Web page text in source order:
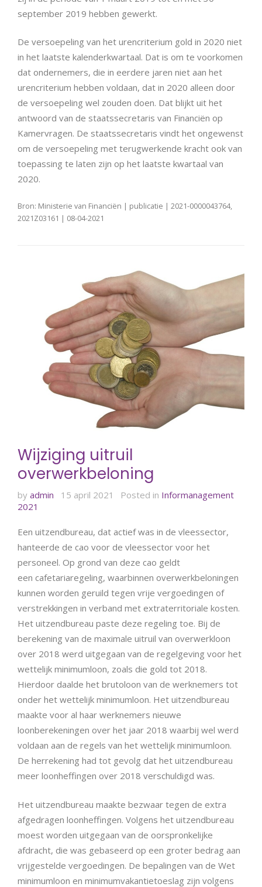
september 2019 hebben gewerkt.
De versoepeling van het urencriterium gold in 2020 niet
in het laatste kalenderkwartaal. Dat is om te voorkomen
dat ondernemers, die in eerdere jaren niet aan het
urencriterium hebben voldaan, dat in 2020 alleen door
de versoepeling wel zouden doen. Dat blijkt uit het
antwoord van de staatssecretaris van Financiën op
Kamervragen. De staatssecretaris vindt het ongewenst
om de versoepeling met terugwerkende kracht ook van
toepassing te laten zijn op het laatste kwartaal van
2020.
Bron: Ministerie van Financiën | publicatie | 2021-0000043764,
2021Z03161 | 08-04-2021
Wijziging uitruil
overwerkbeloning
by admin 15 april 2021 Posted in Informanagement
2021
Een uitzendbureau, dat actief was in de vleessector,
hanteerde de cao voor de vleessector voor het
personeel. Op grond van deze cao geldt
een cafetariaregeling, waarbinnen overwerkbeloningen
kunnen worden geruild tegen vrije vergoedingen of
verstrekkingen in verband met extraterritoriale kosten.
Het uitzendbureau paste deze regeling toe. Bij de
berekening van de maximale uitruil van overwerkloon
over 2018 werd uitgegaan van de regelgeving voor het
wettelijk minimumloon, zoals die gold tot 2018.
Hierdoor daalde het brutoloon van de werknemers tot
onder het wettelijk minimumloon. Het uitzendbureau
maakte voor al haar werknemers nieuwe
loonberekeningen over het jaar 2018 waarbij wel werd
voldaan aan de regels van het wettelijk minimumloon.
De herrekening had tot gevolg dat het uitzendbureau
meer loonheffingen over 2018 verschuldigd was.
Het uitzendbureau maakte bezwaar tegen de extra
afgedragen loonheffingen. Volgens het uitzendbureau
moest worden uitgegaan van de oorspronkelijke
afdracht, die was gebaseerd op een groter bedrag aan
vrijgestelde vergoedingen. De bepalingen van de Wet
minimumloon en minimumvakantietoeslag zijn volgens